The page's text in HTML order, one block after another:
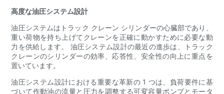
高度な油圧システム設計
油圧システムはトラック クレーン シリンダーの心臓部であり、
重い荷物を持ち上げてクレーンを正確に動かすために必要な動
力を供給します。 油圧システム設計の最近の進歩は、トラック
クレーンのシリンダーの効率、応答性、安全性の向上に重点を
置いています。
油圧システム設計における重要な革新の 1 つは、負荷要件に基
づいて作動油の流量と圧力を調整する可変容量ポンプとモータ